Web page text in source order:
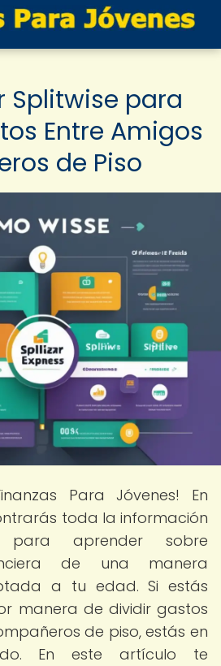
Splitwise para
Entre Amigos
de Piso
Para Jóvenes! En
toda la información
para aprender sobre
de una manera
a tu edad. Si estás
manera de dividir gastos
de piso, estás en
En este artículo te